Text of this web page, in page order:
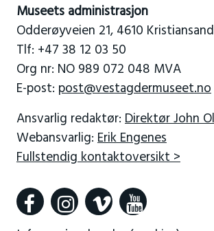
Museets administrasjon
Odderøyveien 21, 4610 Kristiansand
Tlf: +47 38 12 03 50
Org nr: NO 989 072 048 MVA
E-post: post@vestagdermuseet.no
Ansvarlig redaktør: Direktør John
Webansvarlig: Erik Engenes
Fullstendig kontaktoversikt >